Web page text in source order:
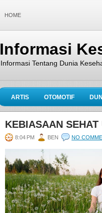
HOME
Informasi
Informasi Tentang Dunia
ARTIS OTOMOTIF
KEBIASAAN
8:04 PM BEN NO